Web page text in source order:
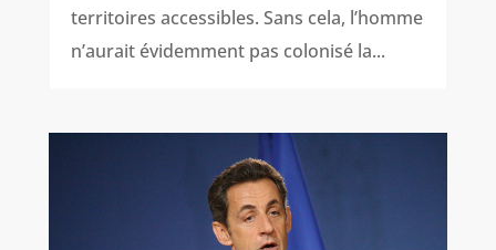
territoires accessibles. Sans cela, l’homme
n’aurait évidemment pas colonisé la...